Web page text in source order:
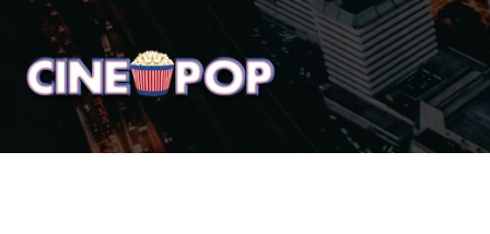
Home Notícias